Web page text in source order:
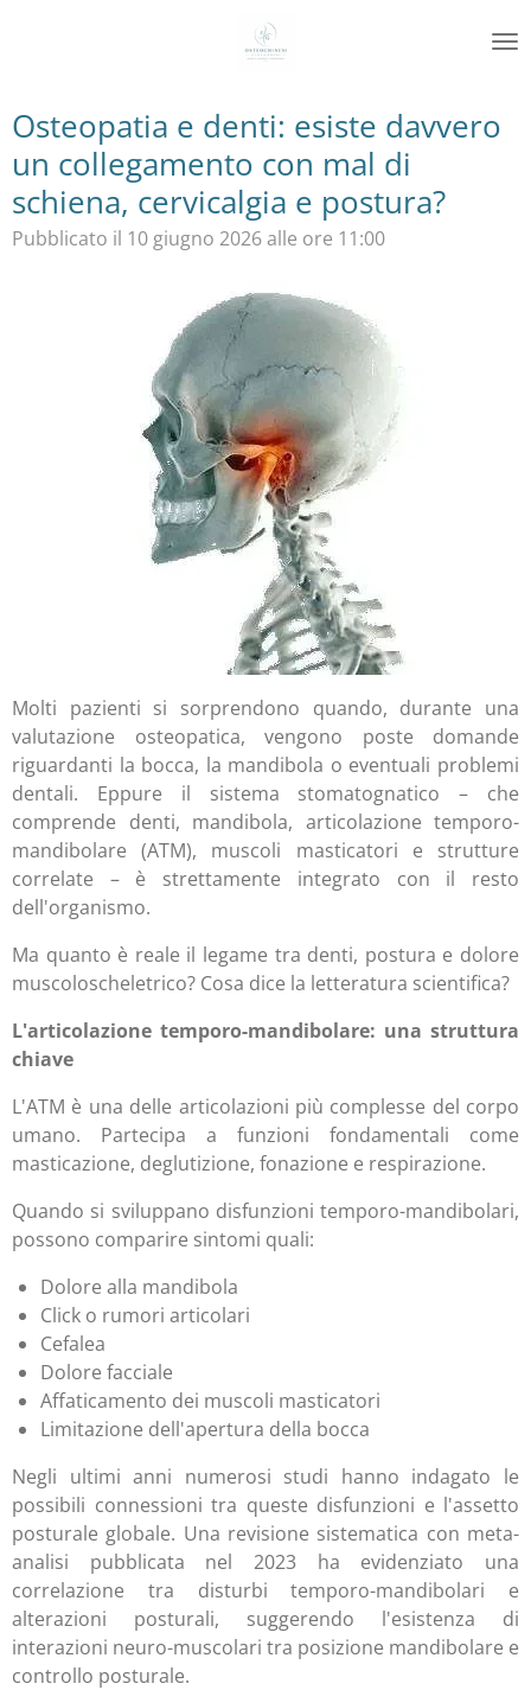
Osteopatia e denti: esiste davvero
un collegamento con mal di
schiena, cervicalgia e postura?
Pubblicato il 10 giugno 2026 alle ore 11:00
Molti pazienti si sorprendono quando, durante una
valutazione osteopatica, vengono poste domande
riguardanti la bocca, la mandibola o eventuali problemi
dentali. Eppure il sistema stomatognatico – che
comprende denti, mandibola, articolazione temporo-
mandibolare (ATM), muscoli masticatori e strutture
correlate – è strettamente integrato con il resto
dell'organismo.
Ma quanto è reale il legame tra denti, postura e dolore
muscoloscheletrico? Cosa dice la letteratura scientifica?
L'articolazione temporo-mandibolare: una struttura
chiave
L'ATM è una delle articolazioni più complesse del corpo
umano. Partecipa a funzioni fondamentali come
masticazione, deglutizione, fonazione e respirazione.
Quando si sviluppano disfunzioni temporo-mandibolari,
possono comparire sintomi quali:
Dolore alla mandibola
Click o rumori articolari
Cefalea
Dolore facciale
Affaticamento dei muscoli masticatori
Limitazione dell'apertura della bocca
Negli ultimi anni numerosi studi hanno indagato le
possibili connessioni tra queste disfunzioni e l'assetto
posturale globale. Una revisione sistematica con meta-
analisi pubblicata nel 2023 ha evidenziato una
correlazione tra disturbi temporo-mandibolari e
alterazioni posturali, suggerendo l'esistenza di
interazioni neuro-muscolari tra posizione mandibolare e
controllo posturale.